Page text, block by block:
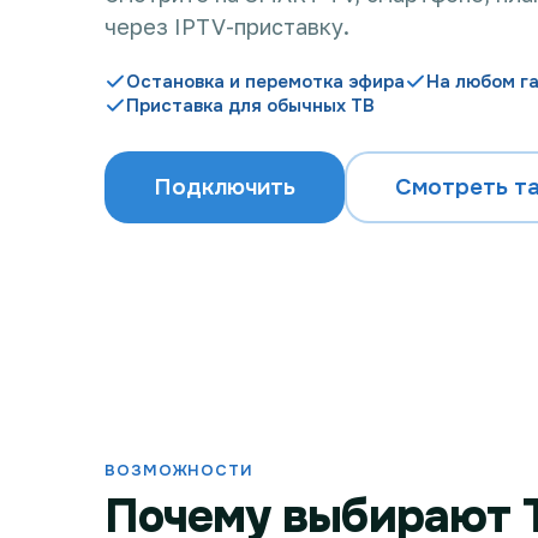
через IPTV-приставку.
Остановка и перемотка эфира
На любом
Приставка для обычных ТВ
Подключить Смотреть
ВОЗМОЖНОСТИ
Почему выбирают